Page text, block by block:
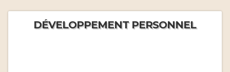
DÉVELOPPEMENT PERSONNEL